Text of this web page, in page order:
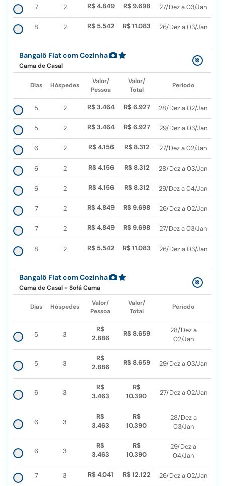
7 2 R$ 4.849 R$ 9.698 27/Dez a 03/Jan
8 2 R$ 5.542 R$ 11.083 26/Dez a 03/Jan
Bangalô Flat com Cozinha
Cama de Casal
Dias Hóspedes
Valor/
Pessoa
Valor/
Total
Período
5 2 R$ 3.464 R$ 6.927 28/Dez a 02/Jan
5 2 R$ 3.464 R$ 6.927 29/Dez a 03/Jan
6 2 R$ 4.156 R$ 8.312 27/Dez a 02/Jan
6 2 R$ 4.156 R$ 8.312 28/Dez a 03/Jan
6 2 R$ 4.156 R$ 8.312 29/Dez a 04/Jan
7 2 R$ 4.849 R$ 9.698 26/Dez a 02/Jan
7 2 R$ 4.849 R$ 9.698 27/Dez a 03/Jan
8 2 R$ 5.542 R$ 11.083 26/Dez a 03/Jan
Bangalô Flat com Cozinha
Cama de Casal + Sofá Cama
Dias Hóspedes
Valor/
Pessoa
Valor/
Total
Período
5 3
R$
2.886
R$ 8.659
28/Dez a
02/Jan
5 3
R$
2.886
R$ 8.659 29/Dez a 03/Jan
6 3
R$
3.463
R$
10.390
27/Dez a 02/Jan
6 3
R$
3.463
R$
10.390
28/Dez a
03/Jan
6 3
R$
3.463
R$
10.390
29/Dez a
04/Jan
7 3 R$ 4.041 R$ 12.122 26/Dez a 02/Jan